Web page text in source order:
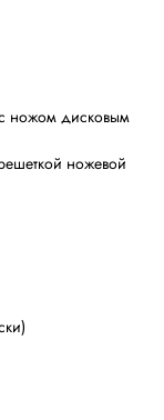
с ножом дисковым
ножевой